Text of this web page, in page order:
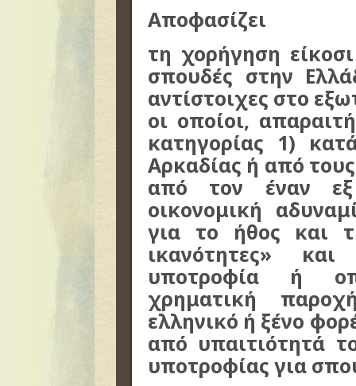
Αποφασίζει
τη χορήγηση
σπουδές στην
αντίστοιχες στο
οι οποίοι,
κατηγορίας 1)
Αρκαδίας ή από
από τον έναν
οικονομική
για το ήθος και
ικανότητες»
υποτροφία ή
χρηματική
ελληνικό ή ξένο
από υπαιτιότητά
υποτροφίας για